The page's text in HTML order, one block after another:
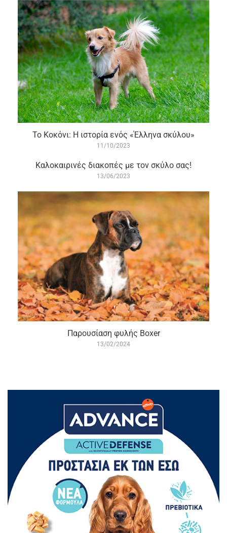
Το Κοκόνι: Η ιστορία ενός «Έλληνα σκύλου»
11/10/2023
‏‏‎Καλοκαιρινές διακοπές με τον σκύλο σας!
13/06/2023
Παρουσίαση φυλής Boxer
13/02/2024